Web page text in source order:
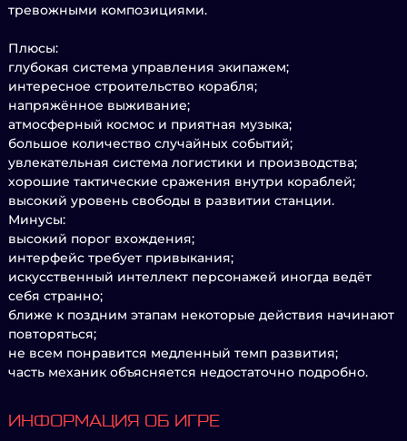
тревожными композициями.
Плюсы:
глубокая система управления экипажем;
интересное строительство корабля;
напряжённое выживание;
атмосферный космос и приятная музыка;
большое количество случайных событий;
увлекательная система логистики и производства;
хорошие тактические сражения внутри кораблей;
высокий уровень свободы в развитии станции.
Минусы:
высокий порог вхождения;
интерфейс требует привыкания;
искусственный интеллект персонажей иногда ведёт
себя странно;
ближе к поздним этапам некоторые действия начинают
повторяться;
не всем понравится медленный темп развития;
часть механик объясняется недостаточно подробно.
ИНФОРМАЦИЯ ОБ ИГРЕ